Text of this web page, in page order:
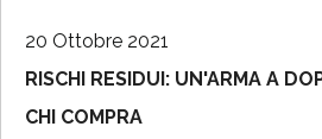
20 Ottobre 2021
RISCHI RESIDUI: UN'ARMA A
CHI COMPRA